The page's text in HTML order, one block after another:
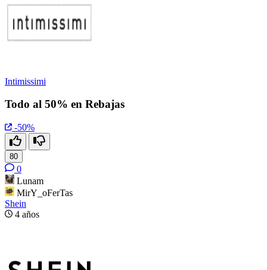
Intimissimi
Todo al 50% en Rebajas
-50%
80
0
Lunam
MirY_oFerTas
Shein
4 años